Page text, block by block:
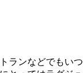
ランなどでもいつ